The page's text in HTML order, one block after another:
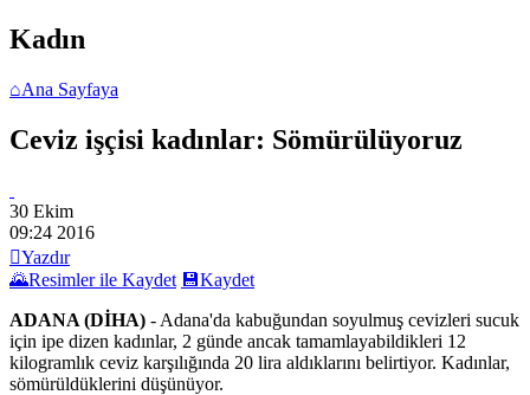
Kadın
⌂Ana Sayfaya
Ceviz işçisi kadınlar: Sömürülüyoruz
30 Ekim
09:24 2016
Yazdır
🌄Resimler ile Kaydet 💾Kaydet
ADANA (DİHA) - Adana'da kabuğundan soyulmuş cevizleri sucuk
için ipe dizen kadınlar, 2 günde ancak tamamlayabildikleri 12
kilogramlık ceviz karşılığında 20 lira aldıklarını belirtiyor. Kadınlar,
sömürüldüklerini düşünüyor.